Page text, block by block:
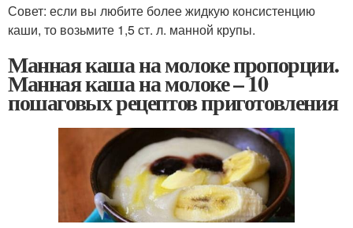
Совет: если вы любите более жидкую консистенцию
каши, то возьмите 1,5 ст. л. манной крупы.
Манная каша на молоке пропорции.
Манная каша на молоке – 10
пошаговых рецептов приготовления